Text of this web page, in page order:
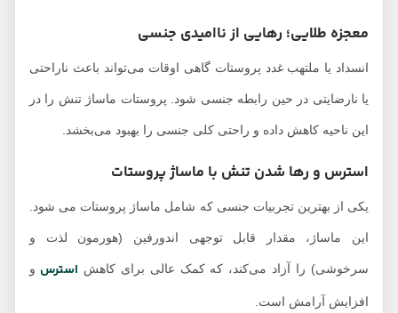
معجزه طلایی؛ رهایی از ناامیدی جنسی
انسداد یا ملتهب غدد پروستات گاهی اوقات می‌تواند باعث ناراحتی
یا نارضایتی در حین رابطه جنسی شود. پروستات ماساژ تنش را در
این ناحیه کاهش داده و راحتی کلی جنسی را بهبود می‌بخشد.
استرس و رها شدن تنش با ماساژ پروستات
یکی از بهترین تجربیات جنسی که شامل ماساژ پروستات می شود.
این ماساژ، مقدار قابل توجهی اندورفین (هورمون لذت و
سرخوشی) را آزاد می‌کند، که کمک عالی برای کاهشاسترسو
افزایش آرامش است.